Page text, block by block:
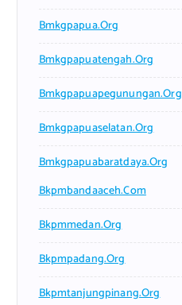
Bmkgpapua.org
Bmkgpapuatengah.org
Bmkgpapuapegunungan.org
Bmkgpapuaselatan.org
Bmkgpapuabaratdaya.org
Bkpmbandaaceh.com
Bkpmmedan.org
Bkpmpadang.org
Bkpmtanjungpinang.org